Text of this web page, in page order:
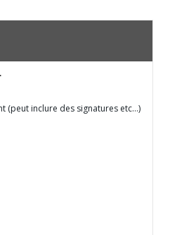
(peut inclure des signatures etc…)